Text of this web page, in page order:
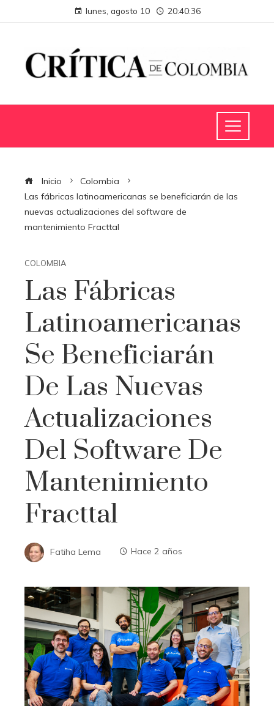
lunes, agosto 10 20:40:37
Inicio
Colombia
Las fábricas latinoamericanas se beneficiarán de las
nuevas actualizaciones del software de
mantenimiento Fracttal
COLOMBIA
Las Fábricas
Latinoamericanas
Se Beneficiarán
De Las Nuevas
Actualizaciones
Del Software De
Mantenimiento
Fracttal
Fatiha Lema Hace 2 años